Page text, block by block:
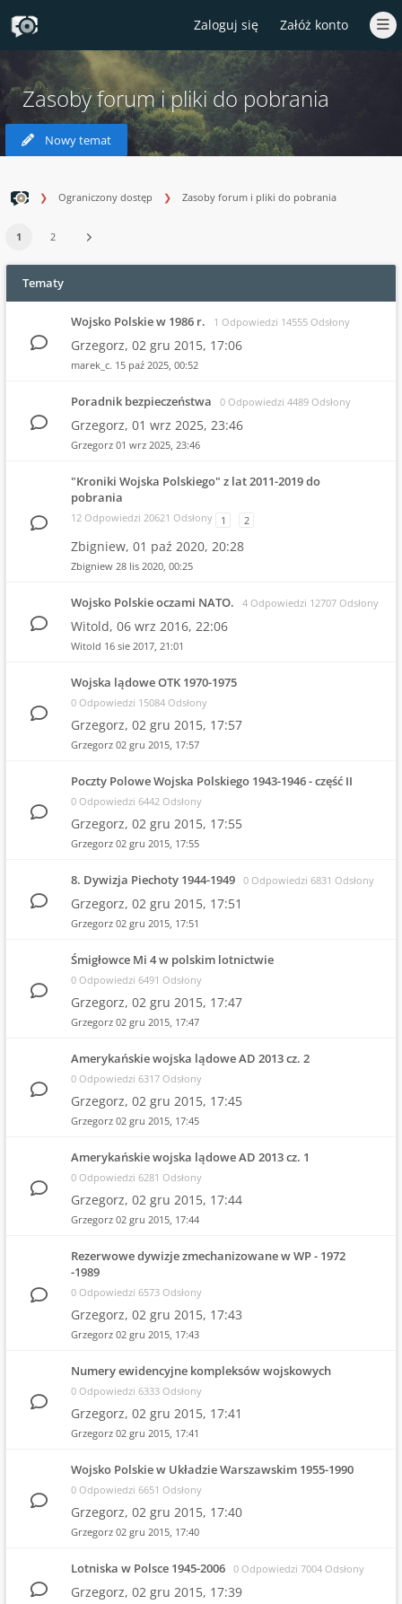
Zaloguj się Załóż konto
Zasoby forum i pliki do pobrania
Nowy temat
Ograniczony dostęp Zasoby forum i pliki do pobrania
1 2
Tematy
Wojsko Polskie w 1986 r. 1 Odpowiedzi 14555 Odsłony
Grzegorz, 02 gru 2015, 17:06
marek_c. 15 paź 2025, 00:52
Poradnik bezpieczeństwa 0 Odpowiedzi 4489 Odsłony
Grzegorz, 01 wrz 2025, 23:46
Grzegorz 01 wrz 2025, 23:46
"Kroniki Wojska Polskiego" z lat 2011-2019 do
pobrania
12 Odpowiedzi 20621 Odsłony 1 2
Zbigniew, 01 paź 2020, 20:28
Zbigniew 28 lis 2020, 00:25
Wojsko Polskie oczami NATO. 4 Odpowiedzi 12707 Odsłony
Witold, 06 wrz 2016, 22:06
Witold 16 sie 2017, 21:01
Wojska lądowe OTK 1970-1975
0 Odpowiedzi 15084 Odsłony
Grzegorz, 02 gru 2015, 17:57
Grzegorz 02 gru 2015, 17:57
Poczty Polowe Wojska Polskiego 1943-1946 - część II
0 Odpowiedzi 6442 Odsłony
Grzegorz, 02 gru 2015, 17:55
Grzegorz 02 gru 2015, 17:55
8. Dywizja Piechoty 1944-1949 0 Odpowiedzi 6831 Odsłony
Grzegorz, 02 gru 2015, 17:51
Grzegorz 02 gru 2015, 17:51
Śmigłowce Mi 4 w polskim lotnictwie
0 Odpowiedzi 6491 Odsłony
Grzegorz, 02 gru 2015, 17:47
Grzegorz 02 gru 2015, 17:47
Amerykańskie wojska lądowe AD 2013 cz. 2
0 Odpowiedzi 6317 Odsłony
Grzegorz, 02 gru 2015, 17:45
Grzegorz 02 gru 2015, 17:45
Amerykańskie wojska lądowe AD 2013 cz. 1
0 Odpowiedzi 6281 Odsłony
Grzegorz, 02 gru 2015, 17:44
Grzegorz 02 gru 2015, 17:44
Rezerwowe dywizje zmechanizowane w WP - 1972
-1989
0 Odpowiedzi 6573 Odsłony
Grzegorz, 02 gru 2015, 17:43
Grzegorz 02 gru 2015, 17:43
Numery ewidencyjne kompleksów wojskowych
0 Odpowiedzi 6333 Odsłony
Grzegorz, 02 gru 2015, 17:41
Grzegorz 02 gru 2015, 17:41
Wojsko Polskie w Układzie Warszawskim 1955-1990
0 Odpowiedzi 6651 Odsłony
Grzegorz, 02 gru 2015, 17:40
Grzegorz 02 gru 2015, 17:40
Lotniska w Polsce 1945-2006 0 Odpowiedzi 7004 Odsłony
Grzegorz, 02 gru 2015, 17:39